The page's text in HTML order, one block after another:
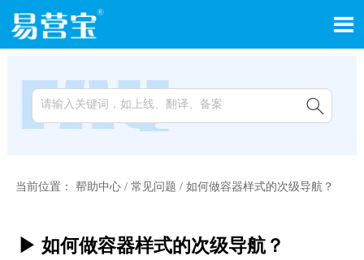


当前位置： 帮助中心/ 常见问题 / 如何做容器样式的次级导航？
▶ 如何做容器样式的次级导航？